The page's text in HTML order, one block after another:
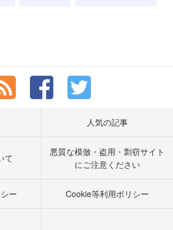
人気の記事
て
悪質な模倣・盗用・剽窃サイト
にご注意ください
ー Cookie等利用ポリシー